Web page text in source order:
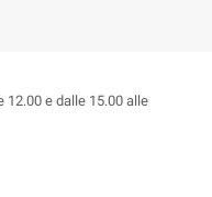
12.00 e dalle 15.00 alle